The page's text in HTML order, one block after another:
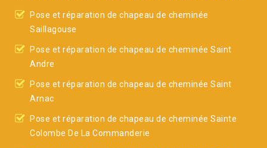
Pose et réparation de chapeau de cheminée
Saillagouse
Pose et réparation de chapeau de cheminée Saint
Andre
Pose et réparation de chapeau de cheminée Saint
Arnac
Pose et réparation de chapeau de cheminée Sainte
Colombe De La Commanderie